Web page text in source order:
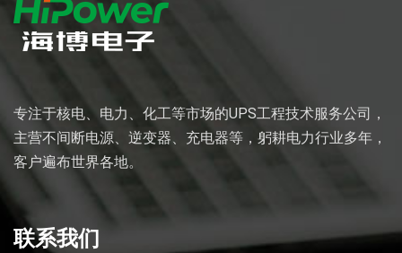
专注于核电、电力、化工等市场的UPS工程技术服务公司，
主营不间断电源、逆变器、充电器等，躬耕电力行业多年，
客户遍布世界各地。
联系我们